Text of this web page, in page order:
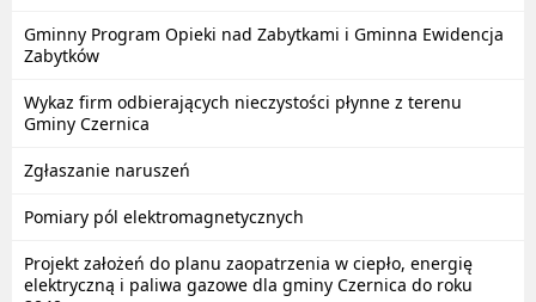
Gminny Program Opieki nad Zabytkami i Gminna Ewidencja
Zabytków
Wykaz firm odbierających nieczystości płynne z terenu
Gminy Czernica
Zgłaszanie naruszeń
Pomiary pól elektromagnetycznych
Projekt założeń do planu zaopatrzenia w ciepło, energię
elektryczną i paliwa gazowe dla gminy Czernica do roku